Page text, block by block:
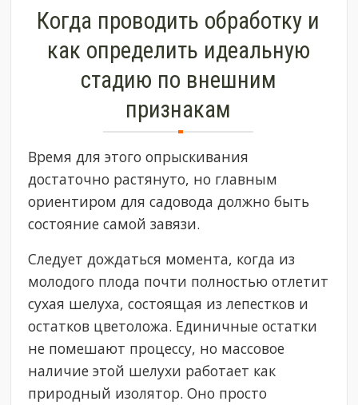
Когда проводить обработку и
как определить идеальную
стадию по внешним
признакам
Время для этого опрыскивания
достаточно растянуто, но главным
ориентиром для садовода должно быть
состояние самой завязи.
Следует дождаться момента, когда из
молодого плода почти полностью отлетит
сухая шелуха, состоящая из лепестков и
остатков цветоложа. Единичные остатки
не помешают процессу, но массовое
наличие этой шелухи работает как
природный изолятор. Оно просто